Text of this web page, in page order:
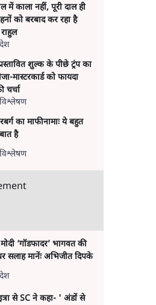
में काला नहीं, पूरी दाल ही
को बरबाद कर रहा है
देश
शुल्क के पीछे ट्रंप का
मास्टरकार्ड को फायदा
चर्चा
विश्लेषण
का माफीनामाः ये बहुत
है
विश्लेषण
‘गॉडफादर’ भागवत की
सलाह मानेंः अभिजीत दिपके
देश
से SC ने कहा- ' अंडों से